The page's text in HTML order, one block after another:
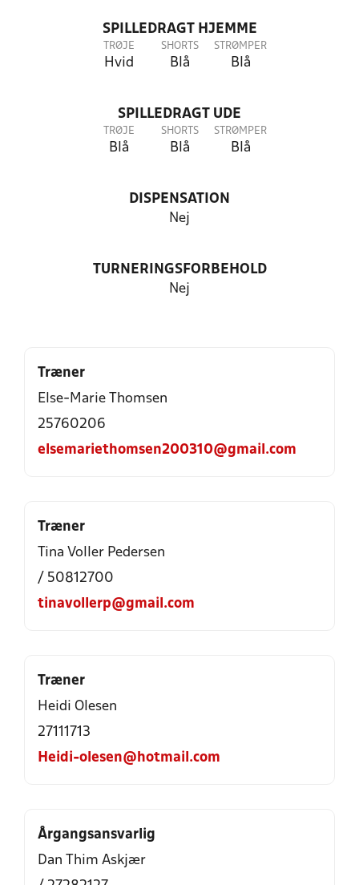
SPILLEDRAGT HJEMME
TRØJE
Hvid
SHORTS
Blå
STRØMPER
Blå
SPILLEDRAGT UDE
TRØJE
Blå
SHORTS
Blå
STRØMPER
Blå
DISPENSATION
Nej
TURNERINGSFORBEHOLD
Nej
Træner
Else-Marie Thomsen
25760206
elsemariethomsen200310@gmail.com
Træner
Tina Voller Pedersen
/ 50812700
tinavollerp@gmail.com
Træner
Heidi Olesen
27111713
Heidi-olesen@hotmail.com
Årgangsansvarlig
Dan Thim Askjær